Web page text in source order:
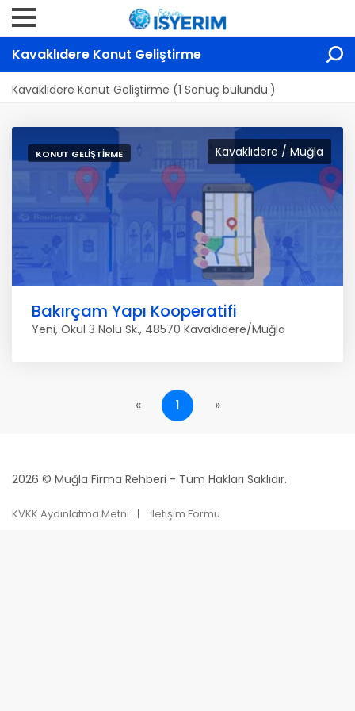
Kavaklıdere Konut Geliştirme
Kavaklıdere Konut Geliştirme (1 Sonuç bulundu.)
Kavaklıdere / Muğla
KONUT GELIŞTIRME
Bakırçam Yapı Kooperatifi
Yeni, Okul 3 Nolu Sk., 48570 Kavaklıdere/Muğla
« 1 »
2026 © Muğla Firma Rehberi - Tüm Hakları Saklıdır.
KVKK Aydınlatma Metni İletişim Formu